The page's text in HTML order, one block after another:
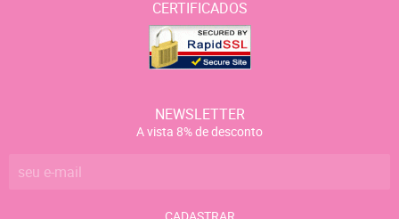
CERTIFICADOS
NEWSLETTER
A vista 8% de desconto
CADASTRAR